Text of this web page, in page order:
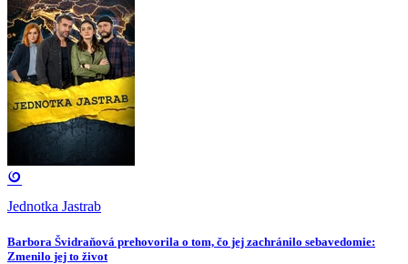
Jednotka Jastrab
Barbora Švidraňová prehovorila o tom, čo jej zachránilo sebavedomie:
Zmenilo jej to život